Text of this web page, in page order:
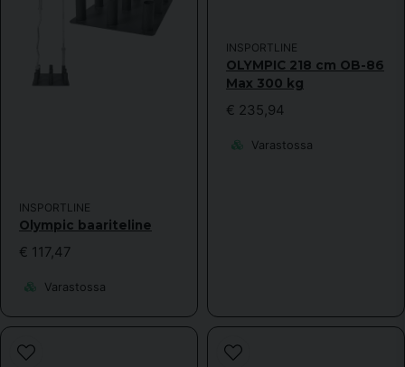
INSPORTLINE
Olympic baariteline
€ 117,47
Varastossa
INSPORTLINE
OLYMPIC 218 cm OB-86
Max 300 kg
€ 235,94
Varastossa